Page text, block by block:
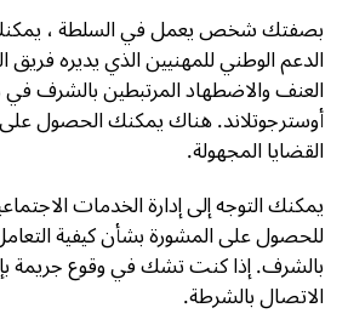
بصفتك شخص يعمل في السلطة ،
الدعم الوطني للمهنيين الذي يديره فريق
العنف والاضطهاد المرتبطين بالشرف
أوسترجوتلاند. هناك يمكنك الحصول
القضايا المجهولة.
يمكنك التوجه إلى إدارة الخدمات
للحصول على المشورة بشأن كيفية
بالشرف. إذا كنت تشك في وقوع جريمة
الاتصال بالشرطة.